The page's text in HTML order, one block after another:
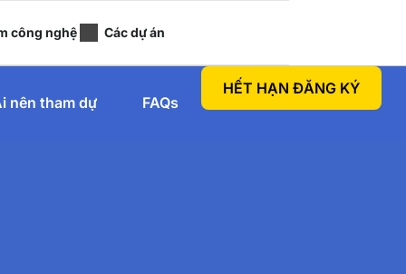
công nghệ Các dự án
HẾT HẠN ĐĂNG KÝ
nên tham dự
FAQs